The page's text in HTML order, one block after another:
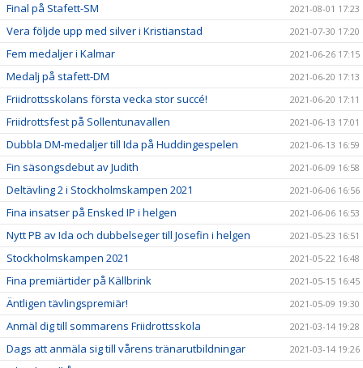
Final på Stafett-SM 2021-08-01 17:23
Vera följde upp med silver i Kristianstad 2021-07-30 17:20
Fem medaljer i Kalmar 2021-06-26 17:15
Medalj på stafett-DM 2021-06-20 17:13
Friidrottsskolans första vecka stor succé! 2021-06-20 17:11
Friidrottsfest på Sollentunavallen 2021-06-13 17:01
Dubbla DM-medaljer till Ida på Huddingespelen 2021-06-13 16:59
Fin säsongsdebut av Judith 2021-06-09 16:58
Deltävling 2 i Stockholmskampen 2021 2021-06-06 16:56
Fina insatser på Ensked IP i helgen 2021-06-06 16:53
Nytt PB av Ida och dubbelseger till Josefin i helgen 2021-05-23 16:51
Stockholmskampen 2021 2021-05-22 16:48
Fina premiärtider på Källbrink 2021-05-15 16:45
Äntligen tävlingspremiär! 2021-05-09 19:30
Anmäl dig till sommarens Friidrottsskola 2021-03-14 19:28
Dags att anmäla sig till vårens tränarutbildningar 2021-03-14 19:26